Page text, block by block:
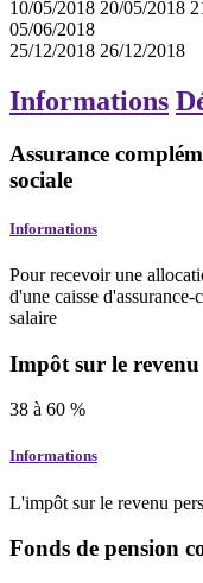
10/05/2018 20/05/2018
05/06/2018
25/12/2018 26/12/2018
Informations
Assurance
sociale
Informations
Pour recevoir une
d'une caisse
salaire
Impôt sur le revenu
38 à 60 %
Informations
L'impôt sur le revenu
Fonds de pension